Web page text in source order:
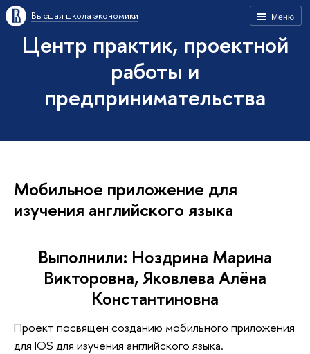
Меню
Высшая школа экономики
Центр практик, проектной
работы и
предпринимательства
Мобильное приложение для
изучения английского языка
Выполнили: Ноздрина Марина
Викторовна, Яковлева Алёна
Константиновна
Проект посвящен созданию мобильного приложения
для IOS для изучения английского языка.